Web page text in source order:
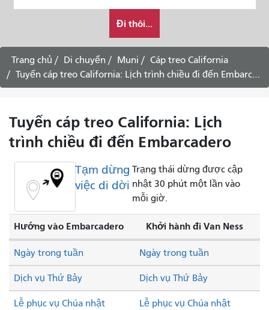
thúc
muốn
đi
du
lịch
như
nào
Đi thôi...
Trang chủ Di chuyển Muni
Cáp treo California
Tuyến cáp treo California: Lịch trình chiều đi đến Embarcadero
Tuyến cáp treo California: Lịch
trình chiều đi đến Embarcadero
Tạm dừng
việc di dời
Trạng thái dừng được cập
nhật 30 phút một lần vào
mỗi giờ.
Hướng vào Embarcadero Khởi hành đi Van Ness
Dịch vụ Thứ Bảy Dịch vụ Thứ Bảy
Lễ phục vụ Chúa nhật Lễ phục vụ Chúa nhật
Ngày trong tuần Ngày trong tuần